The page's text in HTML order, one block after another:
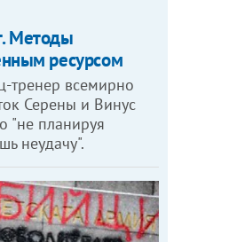
Методы
ресурсом
тренер всемирно
Серены и Винус
"не планируя
неудачу".